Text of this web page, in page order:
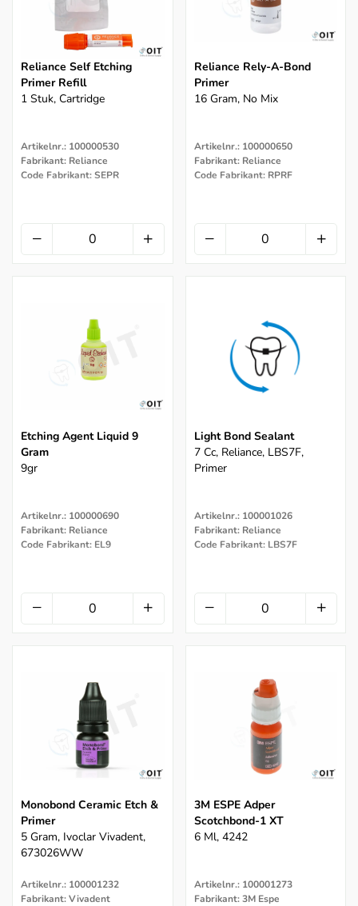
Reliance Self Etching
Primer Refill
1 Stuk, Cartridge
Artikelnr.: 100000530
Fabrikant: Reliance
Code Fabrikant: SEPR
Reliance Rely-A-Bond
Primer
16 Gram, No Mix
Artikelnr.: 100000650
Fabrikant: Reliance
Code Fabrikant: RPRF
Etching Agent Liquid 9
Gram
9gr
Artikelnr.: 100000690
Fabrikant: Reliance
Code Fabrikant: EL9
Light Bond Sealant
7 Cc, Reliance, LBS7F,
Primer
Artikelnr.: 100001026
Fabrikant: Reliance
Code Fabrikant: LBS7F
Monobond Ceramic Etch &
Primer
5 Gram, Ivoclar Vivadent,
673026WW
Artikelnr.: 100001232
Fabrikant: Vivadent
3M ESPE Adper
Scotchbond-1 XT
6 Ml, 4242
Artikelnr.: 100001273
Fabrikant: 3M Espe